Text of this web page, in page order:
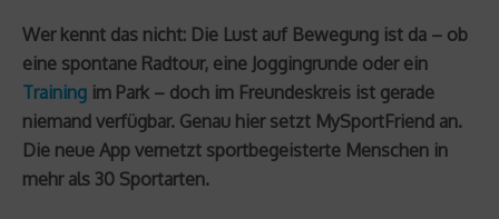
Wer kennt das nicht: Die Lust auf Bewegung ist da – ob
eine spontane Radtour, eine Joggingrunde oder ein
Training im Park – doch im Freundeskreis ist gerade
niemand verfügbar. Genau hier setzt MySportFriend an.
Die neue App vernetzt sportbegeisterte Menschen in
mehr als 30 Sportarten.